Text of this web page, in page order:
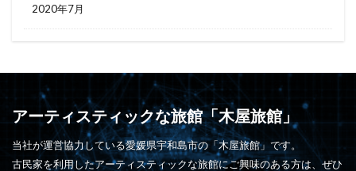
2020年7月
アーティスティックな旅館「木屋旅館」
当社が運営協力している愛媛県宇和島市の「木屋旅館」です。
古民家を利用したアーティスティックな旅館にご興味のある方は、ぜひ